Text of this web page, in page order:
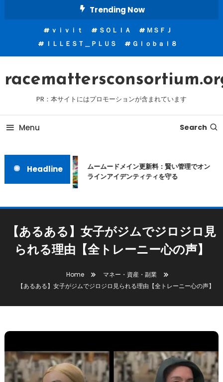
Trending Now
ｖｉｖｉｔ ＳＯＬＩＡ
ＭＳＦＪ
ＩＬＬＥＳＴ＿ＰＬＵＳ
Ｇｌｏｂａｌ８
PR：本サイトにはプロモーションが含まれています
Menu Search
Headline
ムームードメイン更新料：賢い管理でオン
ラインアイデンティティを守る
【あるある】女子がジムでジロジロ見
られる理由【全トレーニー心の声】
Home
マネー・資産・副業
【あるある】女子がジムでジロジロ見られる理由【全トレーニー心の声】